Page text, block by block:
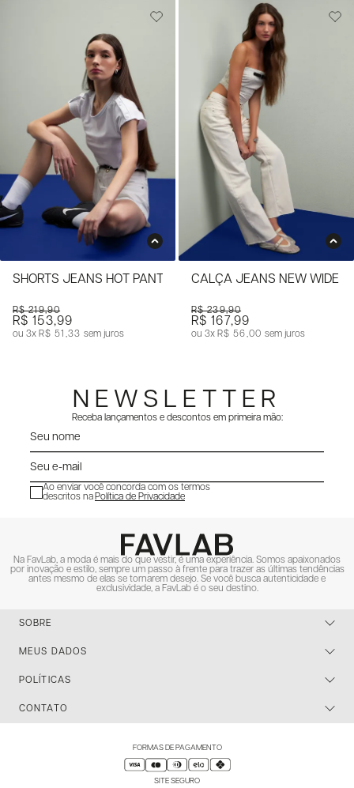
SHORTS JEANS HOT PANTS COM CINTO
R$ 219,90
R$ 153,99
3x R$ 51,33sem juros
CALÇA JEANS NEW WIDE
R$ 239,90
R$ 167,99
3x R$ 56,00sem juros
NEWSLETTER
Receba lançamentos e descontos em primeira mão:
Ao enviar você concorda com os termos
descritos naPolítica de Privacidade
Na FavLab, a moda é mais do que vestir, é uma experiência. Somos apaixonados
por inovação e estilo, sempre um passo à frente para trazer as últimas tendências
antes mesmo de elas se tornarem desejo. Se você busca autenticidade e
exclusividade, a FavLab é o seu destino.
SOBRE
MEUS DADOS
POLÍTICAS
CONTATO
FORMAS DE PAGAMENTO
SITE SEGURO